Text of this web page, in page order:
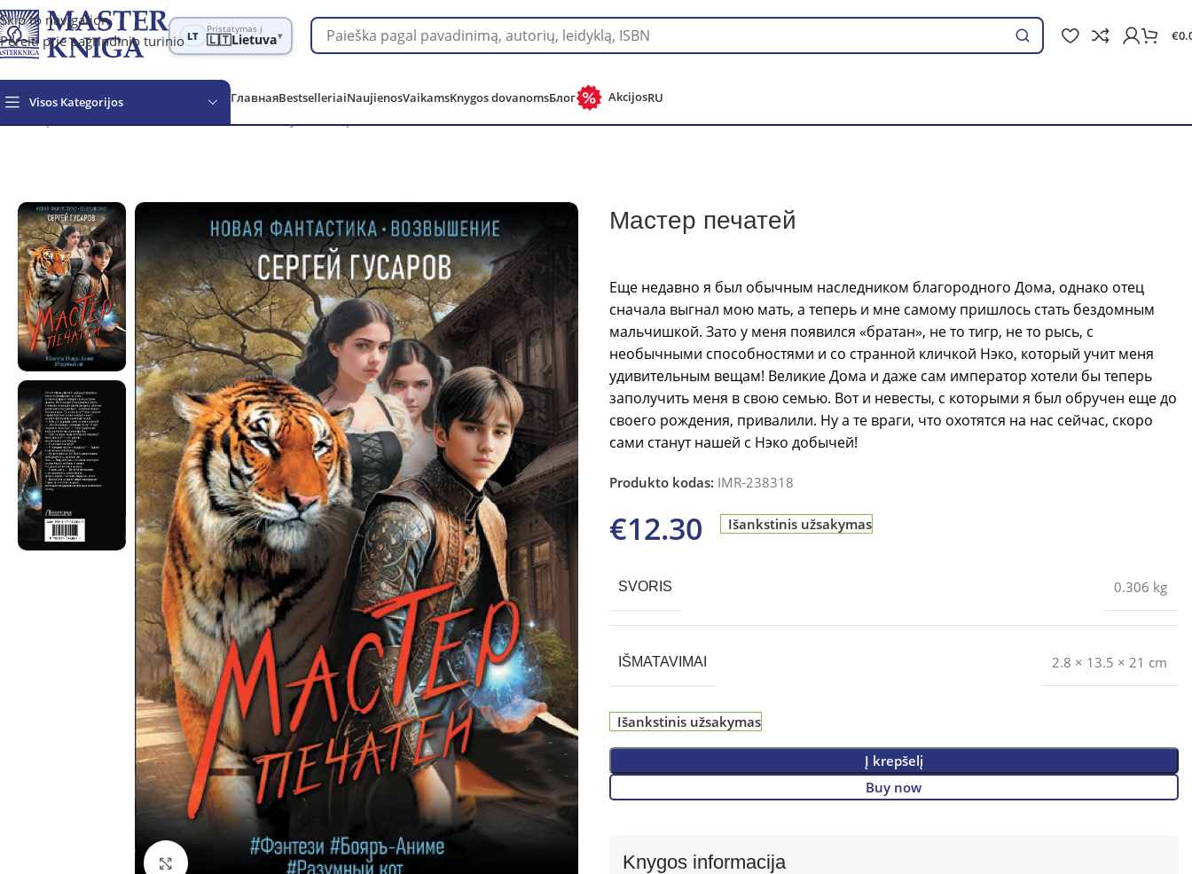
Skip to navigation
Pereiti prie pagrindinio turinio LT
Pristatymas į
🇱🇹Lietuva▾
Ieškoti
€
Visos Kategorijos ГлавнаяBestselleriaiNaujienosVaikamsKnygos dovanomsБлог AkcijosRU
Мастер печатей
Еще недавно я был обычным наследником благородного Дома, однако отец
сначала выгнал мою мать, а теперь и мне самому пришлось стать бездомным
мальчишкой. Зато у меня появился «братан», не то тигр, не то рысь, с
необычными способностями и со странной кличкой Нэко, который учит меня
удивительным вещам! Великие Дома и даже сам император хотели бы теперь
заполучить меня в свою семью. Вот и невесты, с которыми я был обручен еще до
своего рождения, привалили. Ну а те враги, что охотятся на нас сейчас, скоро
сами станут нашей с Нэко добычей!
Produkto kodas: IMR-238318
€12.30 Išankstinis užsakymas
SVORIS 0.306 kg
IŠMATAVIMAI 2.8 × 13.5 × 21 cm
Išankstinis užsakymas
Į krepšelį
Buy now
Knygos informacija